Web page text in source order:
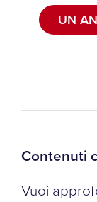
UN
Contenuti
Vuoi